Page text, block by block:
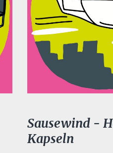
Sausewind -
Kapseln